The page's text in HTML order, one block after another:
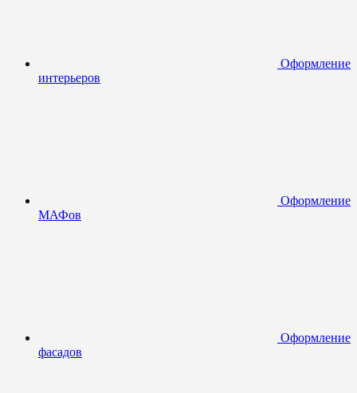
Оформление
интерьеров
Оформление
МАФов
Оформление
фасадов